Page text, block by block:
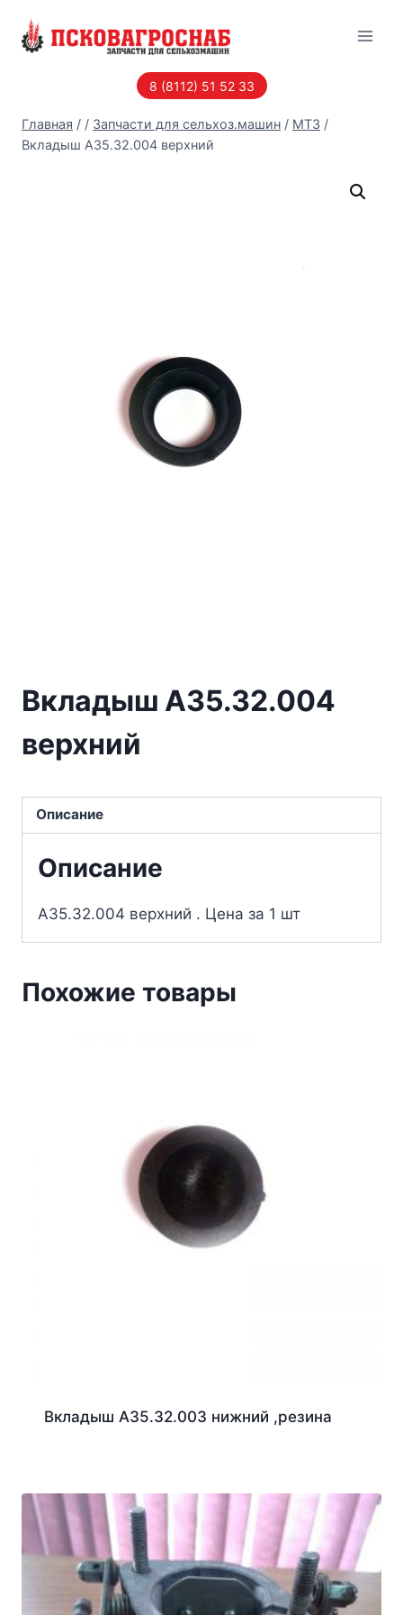
8 (8112) 51 52 33
Главная / / Запчасти для сельхоз.машин / МТЗ /
Вкладыш А35.32.004 верхний
Вкладыш А35.32.004
верхний
Описание
Описание
А35.32.004 верхний . Цена за 1 шт
Похожие товары
Вкладыш А35.32.003 нижний ,резина